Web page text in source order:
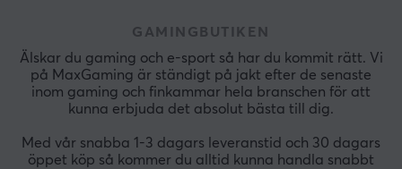
GAMINGBUTIKEN
Älskar du gaming och e-sport så har du kommit rätt. Vi
på MaxGaming är ständigt på jakt efter de senaste
inom gaming och finkammar hela branschen för att
kunna erbjuda det absolut bästa till dig.
Med vår snabba 1-3 dagars leveranstid och 30 dagars
öppet köp så kommer du alltid kunna handla snabbt